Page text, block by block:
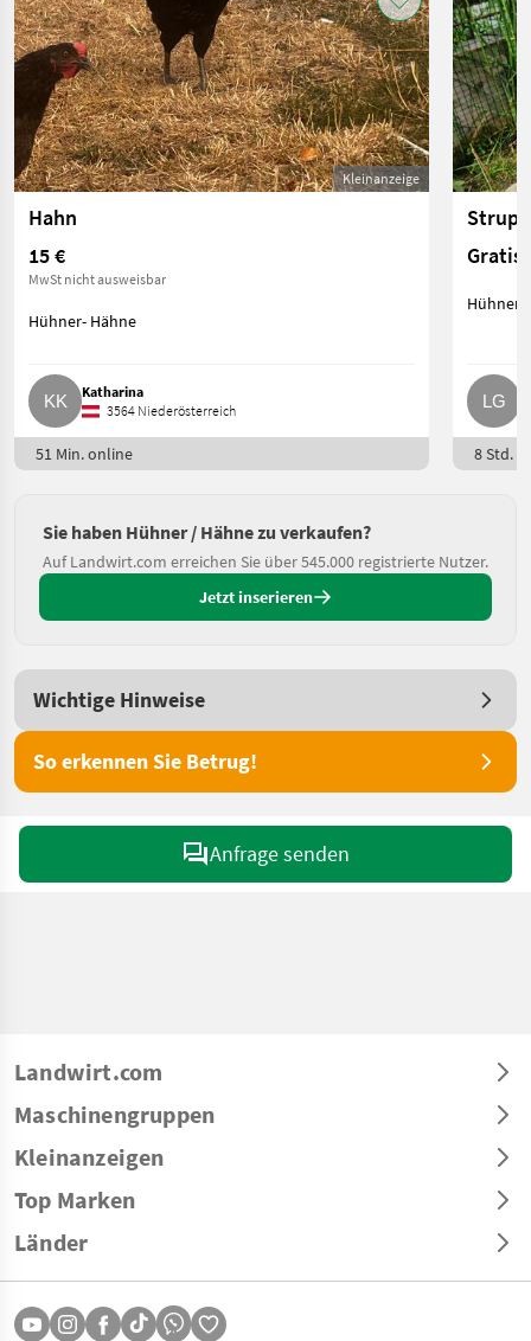
Kleinanzeige
Hahn
15 €
MwSt nicht ausweisbar
Hühner- Hähne
Katharina
3564 Niederösterreich
51 Min. online
Gratis
Hühner-
8 Std.
Sie haben Hühner / Hähne zu verkaufen?
Auf Landwirt.com erreichen Sie über 545.000 registrierte Nutzer.
Jetzt inserieren
Wichtige Hinweise
So erkennen Sie Betrug!
Anfrage senden
Landwirt.com
Maschinengruppen
Kleinanzeigen
Top Marken
Länder